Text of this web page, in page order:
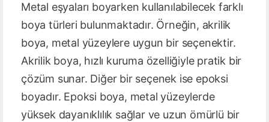
Metal eşyaları boyarken kullanılabilecek farklı
boya türleri bulunmaktadır. Örneğin, akrilik
boya, metal yüzeylere uygun bir seçenektir.
Akrilik boya, hızlı kuruma özelliğiyle pratik bir
çözüm sunar. Diğer bir seçenek ise epoksi
boyadır. Epoksi boya, metal yüzeylerde
yüksek dayanıklılık sağlar ve uzun ömürlü bir